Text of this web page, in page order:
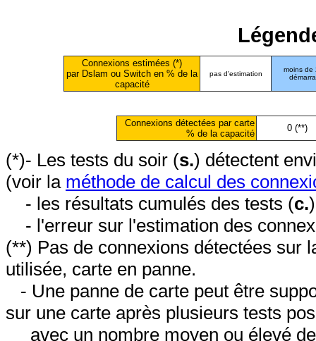
Connexions estimées (*)
par Dslam ou Switch en % de la
capacité
pas d'estimation
moins de
Connexions détectées par carte
% de la capacité
0 (**)
(*)- Les tests du soir (s.) détectent
(voir la méthode de calcul des
- les résultats cumulés des tests (c.
- l'erreur sur l'estimation des
(**) Pas de connexions détectées sur
utilisée, carte en panne.
- Une panne de carte peut être
sur une carte après plusieurs tests
avec un nombre moyen ou élevé